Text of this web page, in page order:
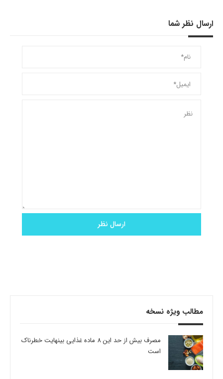
ارسال نظر شما
مطالب ویژه نسخه
مصرف بیش از حد این 8 ماده غذایی بینهایت خطرناک
است